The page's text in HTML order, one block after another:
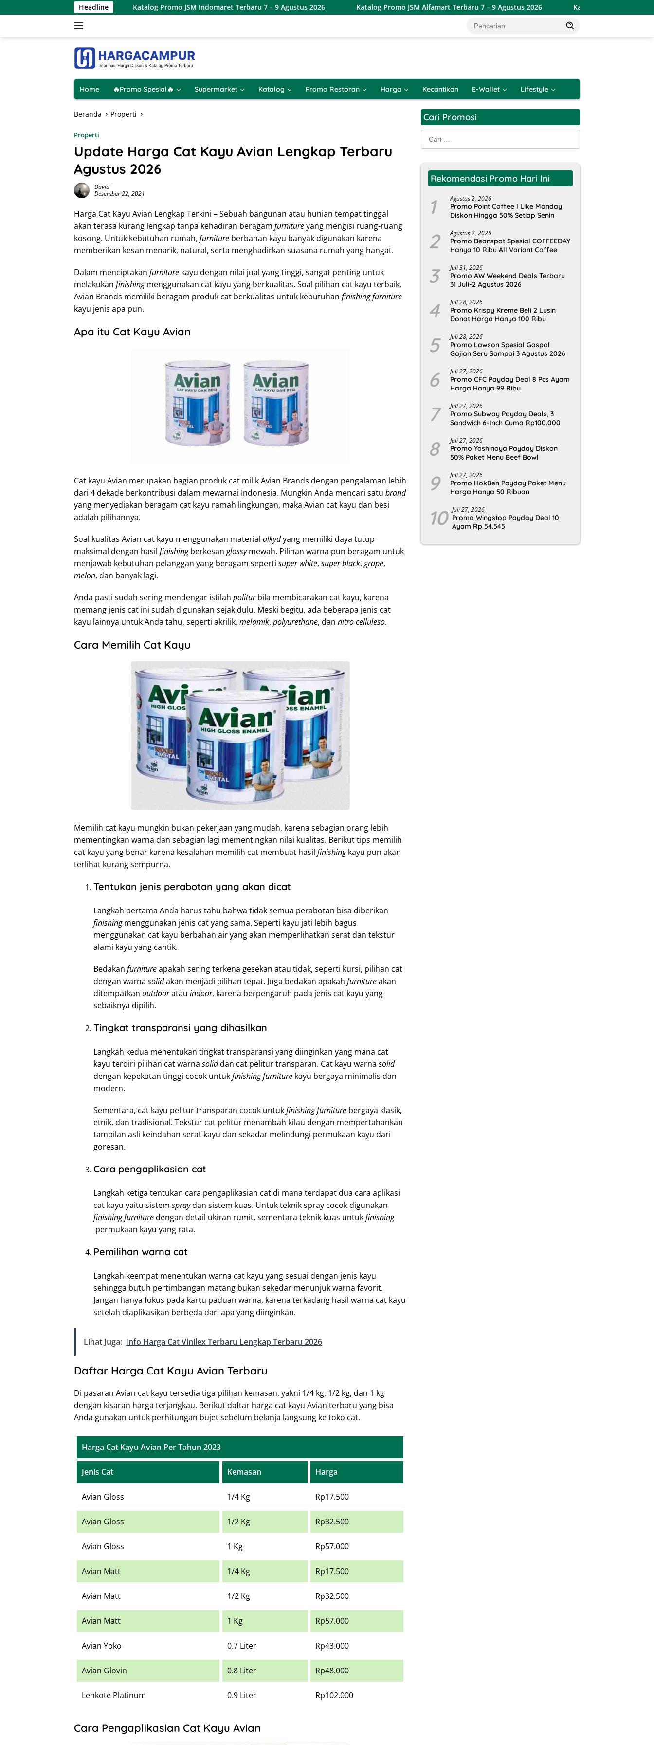
ke
Headline
Katalog Promo JSM Indomaret Terbaru 7 – 9 Agustus 2026 Katalog Promo JSM Alfamart Terbaru 7 – 9 Agustus 2026 Katalog Promo JSM Alfamidi
Home 🔥Promo Spesial🔥 Supermarket Katalog Promo Restoran Harga Kecantikan E-Wallet Lifestyle
Beranda Properti
Properti
Update Harga Cat Kayu Avian Lengkap Terbaru
Agustus 2026
David
Desember 22, 2021
Harga Cat Kayu Avian Lengkap Terkini – Sebuah bangunan atau hunian tempat tinggal
akan terasa kurang lengkap tanpa kehadiran beragam furnitureyang mengisi ruang-ruang
kosong. Untuk kebutuhan rumah, furniture berbahan kayu banyak digunakan karena
memberikan kesan menarik, natural, serta menghadirkan suasana rumah yang hangat.
Dalam menciptakan furniture kayu dengan nilai jual yang tinggi, sangat penting untuk
melakukan finishingmenggunakan cat kayu yang berkualitas. Soal pilihan cat kayu terbaik,
Avian Brands memiliki beragam produk cat berkualitas untuk kebutuhan finishingfurniture
kayu jenis apa pun.
Apa itu Cat Kayu Avian
Cat kayu Avian merupakan bagian produk cat milik Avian Brands dengan pengalaman lebih
dari 4 dekade berkontribusi dalam mewarnai Indonesia. Mungkin Anda mencari satu brand
yang menyediakan beragam cat kayu ramah lingkungan, maka Avian cat kayu dan besi
adalah pilihannya.
Soal kualitas Avian cat kayu menggunakan material alkydyang memiliki daya tutup
maksimal dengan hasil finishingberkesan glossymewah. Pilihan warna pun beragam untuk
menjawab kebutuhan pelanggan yang beragam seperti super white, super black, grape,
melon, dan banyak lagi.
Anda pasti sudah sering mendengar istilah politurbila membicarakan cat kayu, karena
memang jenis cat ini sudah digunakan sejak dulu. Meski begitu, ada beberapa jenis cat
kayu lainnya untuk Anda tahu, seperti akrilik, melamik, polyurethane, dan nitro celluleso.
Cara Memilih Cat Kayu
Memilih cat kayu mungkin bukan pekerjaan yang mudah, karena sebagian orang lebih
mementingkan warna dan sebagian lagi mementingkan nilai kualitas. Berikut tips memilih
cat kayu yang benar karena kesalahan memilih cat membuat hasil finishingkayu pun akan
terlihat kurang sempurna.
Tentukan jenis perabotan yang akan dicat
Langkah pertama Anda harus tahu bahwa tidak semua perabotan bisa diberikan
finishingmenggunakan jenis cat yang sama. Seperti kayu jati lebih bagus
menggunakan cat kayu berbahan air yang akan memperlihatkan serat dan tekstur
alami kayu yang cantik.
Bedakan furnitureapakah sering terkena gesekan atau tidak, seperti kursi, pilihan cat
dengan warna solidakan menjadi pilihan tepat. Juga bedakan apakah furnitureakan
ditempatkan outdooratau indoor, karena berpengaruh pada jenis cat kayu yang
sebaiknya dipilih.
Tingkat transparansi yang dihasilkan
Langkah kedua menentukan tingkat transparansi yang diinginkan yang mana cat
kayu terdiri pilihan cat warna soliddan cat pelitur transparan. Cat kayu warna solid
dengan kepekatan tinggi cocok untukfinishingfurniture kayu bergaya minimalis dan
modern.
Sementara, cat kayu pelitur transparan cocok untukfinishingfurniture bergaya klasik,
etnik, dan tradisional. Tekstur cat pelitur menambah kilau dengan mempertahankan
tampilan asli keindahan serat kayu dan sekadar melindungi permukaan kayu dari
goresan.
Cara pengaplikasian cat
Langkah ketiga tentukan cara pengaplikasian cat di mana terdapat dua cara aplikasi
cat kayu yaitu sistem spraydan sistem kuas. Untuk teknik spray cocok digunakan
finishingfurnituredengan detail ukiran rumit, sementara teknik kuas untukfinishing
permukaan kayu yang rata.
Pemilihan warna cat
Langkah keempat menentukan warna cat kayu yang sesuai dengan jenis kayu
sehingga butuh pertimbangan matang bukan sekedar menunjuk warna favorit.
Jangan hanya fokus pada kartu paduan warna, karena terkadang hasil warna cat kayu
setelah diaplikasikan berbeda dari apa yang diinginkan.
Lihat Juga: Info Harga Cat Vinilex Terbaru Lengkap Terbaru 2026
Daftar Harga Cat Kayu Avian Terbaru
Di pasaran Avian cat kayu tersedia tiga pilihan kemasan, yakni 1/4 kg, 1/2 kg, dan 1 kg
dengan kisaran harga terjangkau. Berikut daftar harga cat kayu Avian terbaru yang bisa
Anda gunakan untuk perhitungan bujet sebelum belanja langsung ke toko cat.
Harga Cat Kayu Avian Per Tahun 2023
Jenis Cat Kemasan Harga
Avian Gloss 1/4 Kg Rp17.500
Avian Gloss 1/2 Kg Rp32.500
Avian Gloss 1 Kg Rp57.000
Avian Matt 1/4 Kg Rp17.500
Avian Matt 1/2 Kg Rp32.500
Avian Matt 1 Kg Rp57.000
Avian Yoko 0.7 Liter Rp43.000
Avian Glovin 0.8 Liter Rp48.000
Lenkote Platinum 0.9 Liter Rp102.000
Cara Pengaplikasian Cat Kayu Avian
Cari Promosi
Cari
untuk:
Rekomendasi Promo Hari Ini
1 Agustus 2, 2026
Promo Point Coffee I Like Monday
Diskon Hingga 50% Setiap Senin
2 Agustus 2, 2026
Promo Beanspot Spesial COFFEEDAY
Hanya 10 Ribu All Variant Coffee
3 Juli 31, 2026
Promo AW Weekend Deals Terbaru
31 Juli-2 Agustus 2026
4 Juli 28, 2026
Promo Krispy Kreme Beli 2 Lusin
Donat Harga Hanya 100 Ribu
5 Juli 28, 2026
Promo Lawson Spesial Gaspol
Gajian Seru Sampai 3 Agustus 2026
6 Juli 27, 2026
Promo CFC Payday Deal 8 Pcs Ayam
Harga Hanya 99 Ribu
7 Juli 27, 2026
Promo Subway Payday Deals, 3
Sandwich 6-Inch Cuma Rp100.000
8 Juli 27, 2026
Promo Yoshinoya Payday Diskon
50% Paket Menu Beef Bowl
9 Juli 27, 2026
Promo HokBen Payday Paket Menu
Harga Hanya 50 Ribuan
10 Juli 27, 2026
Promo Wingstop Payday Deal 10
Ayam Rp 54.545